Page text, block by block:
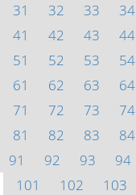
31
32 33 34
41
42 43 44
51
52 53 54
61
62 63 64
71
72 73 74
81
82 83 84
91
92 93 94
101
102 103